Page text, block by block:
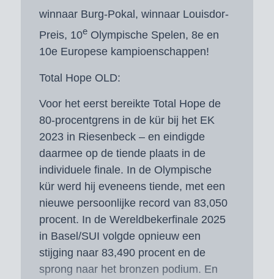
winnaar Burg-Pokal, winnaar Louisdor-
Preis, 10eOlympische Spelen, 8e en
10e Europese kampioenschappen!
Total Hope OLD:
Voor het eerst bereikte Total Hope de
80-procentgrens in de kür bij het EK
2023 in Riesenbeck – en eindigde
daarmee op de tiende plaats in de
individuele finale. In de Olympische
kür werd hij eveneens tiende, met een
nieuwe persoonlijke record van 83,050
procent. In de Wereldbekerfinale 2025
in Basel/SUI volgde opnieuw een
stijging naar 83,490 procent en de
sprong naar het bronzen podium. En